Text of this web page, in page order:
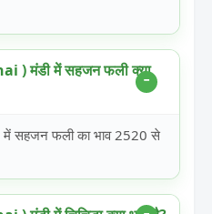
) मंडी में सहजन फली क्या
सहजन फली का भाव 2520 से